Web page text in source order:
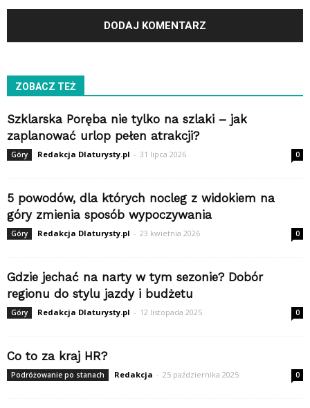
ZOBACZ TEŻ
Szklarska Poręba nie tylko na szlaki – jak
zaplanować urlop pełen atrakcji?
Góry Redakcja Dlaturysty.pl - 31 lipca 2026 0
5 powodów, dla których nocleg z widokiem na
góry zmienia sposób wypoczywania
Góry Redakcja Dlaturysty.pl - 23 kwietnia 2026 0
Gdzie jechać na narty w tym sezonie? Dobór
regionu do stylu jazdy i budżetu
Góry Redakcja Dlaturysty.pl - 12 listopada 2025 0
Co to za kraj HR?
Podróżowanie po stanach Redakcja - 25 października 2025 0